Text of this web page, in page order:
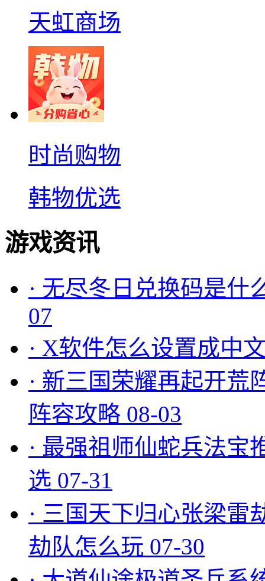
天虹商场
时尚购物
韩物优选
游戏资讯
· 无尽冬日兑换码是什
07
· X软件怎么设置成中
· 新三国荣耀再起开荒
阵容攻略 08-03
· 最强祖师仙蛇兵法宝
选 07-31
· 三国天下归心张梁雷
劫队怎么玩 07-30